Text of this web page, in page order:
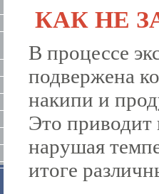
КАК НЕ
В процессе
подвержена
накипи и
Это приводит
нарушая
итоге